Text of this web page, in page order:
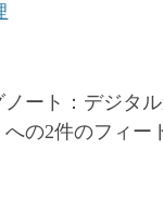
ノート：デジタ
への2件のフィー